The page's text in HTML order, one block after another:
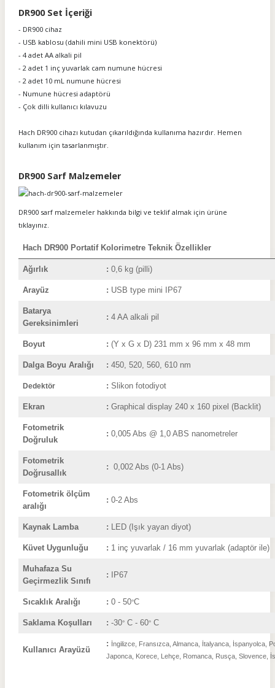
DR900 Set İçeriği
- DR900 cihaz
- USB kablosu (dahili mini USB konektörü)
- 4 adet AA alkali pil
- 2 adet 1 inç yuvarlak cam numune hücresi
- 2 adet 10 mL numune hücresi
- Numune hücresi adaptörü
- Çok dilli kullanıcı kılavuzu
Hach DR900 cihazı kutudan çıkarıldığında kullanıma hazırdır. Hemen
kullanım için tasarlanmıştır.
DR900 Sarf Malzemeler
DR900 sarf malzemeler hakkında bilgi ve teklif almak için ürüne
tıklayınız.
Hach DR900 Portatif Kolorimetre Teknik Özellikler
Ağırlık : 0,6 kg (pilli)
Arayüz : USB type mini IP67
Batarya
Gereksinimleri
: 4 AA alkali pil
Boyut : (Y x G x D) 231 mm x 96 mm x 48 mm
Dalga Boyu Aralığı : 450, 520, 560, 610 nm
Dedektör : Slikon fotodiyot
Ekran : Graphical display 240 x 160 pixel (Backlit)
Fotometrik
Doğruluk
: 0,005 Abs @ 1,0 ABS nanometreler
Fotometrik
Doğrusallık
: 0,002 Abs (0-1
Fotometrik ölçüm
aralığı
: 0-2 Abs
Kaynak Lamba : LED (Işık yayan diyot)
Küvet Uygunluğu : 1 inç yuvarlak / 16 mm yuvarlak (adaptör ile)
Muhafaza Su
Geçirmezlik Sınıfı
: IP67
Sıcaklık Aralığı : 0 - 50°C
Saklama Koşulları : -30° C - 60° C
Kullanıcı Arayüzü
: İngilizce, Fransızca, Almanca, İtalyanca, İspanyolca,
Japonca, Korece, Lehçe, Romanca, Rusça, Slovence,